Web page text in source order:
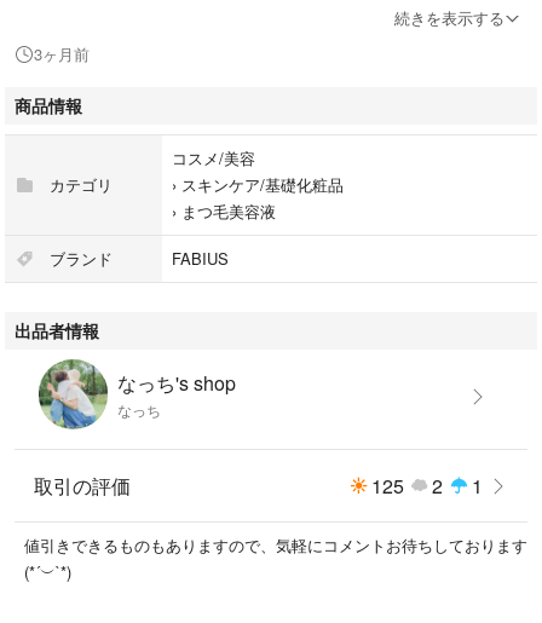
即購入大歓迎です。
続きを表示する
3ヶ月前
商品情報
カテゴリ
コスメ/美容
› スキンケア/基礎化粧品
› まつ毛美容液
ブランド FABIUS
出品者情報
なっち's shop
なっち
取引の評価 125 2 1
値引きできるものもありますので、気軽にコメントお待ちしております
(*´︶`*)